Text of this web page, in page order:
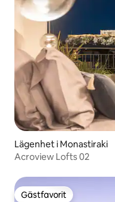
Lägenhet i Monastiraki
Acroview Lofts 02
Gästfavorit
Gästfavorit